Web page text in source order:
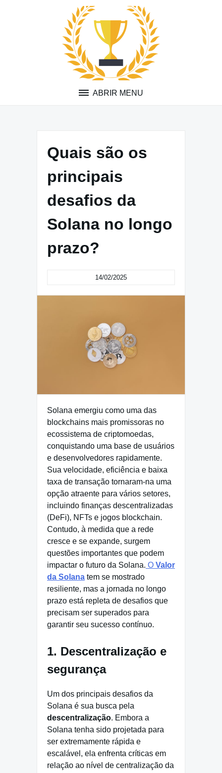
ABRIR MENU
Quais são os
principais
desafios da
Solana no longo
prazo?
14/02/2025
Solana emergiu como uma das
blockchains mais promissoras no
ecossistema de criptomoedas,
conquistando uma base de usuários
e desenvolvedores rapidamente.
Sua velocidade, eficiência e baixa
taxa de transação tornaram-na uma
opção atraente para vários setores,
incluindo finanças descentralizadas
(DeFi), NFTs e jogos blockchain.
Contudo, à medida que a rede
cresce e se expande, surgem
questões importantes que podem
impactar o futuro da Solana. O Valor
da Solana tem se mostrado
resiliente, mas a jornada no longo
prazo está repleta de desafios que
precisam ser superados para
garantir seu sucesso contínuo.
1. Descentralização e
segurança
Um dos principais desafios da
Solana é sua busca pela
descentralização. Embora a
Solana tenha sido projetada para
ser extremamente rápida e
escalável, ela enfrenta críticas em
relação ao nível de centralização da